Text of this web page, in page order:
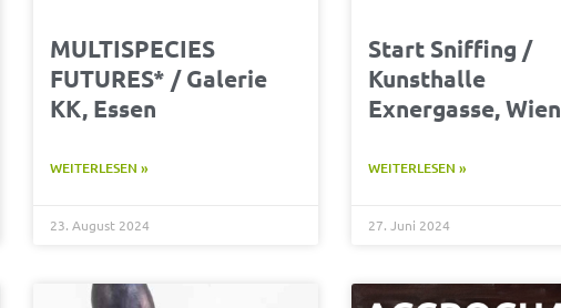
MULTISPECIES
FUTURES* / Galerie
KK, Essen
WEITERLESEN »
23. August 2024
Start Sniffing /
Kunsthalle
Exnergasse, Wien
WEITERLESEN »
27. Juni 2024